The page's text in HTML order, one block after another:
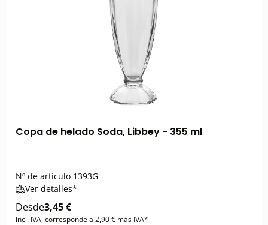
Copa de helado Soda, Libbey - 355 ml
Nº de artículo 1393G
Ver detalles*
Desde3,45 €
incl. IVA, corresponde a 2,90 € más IVA*